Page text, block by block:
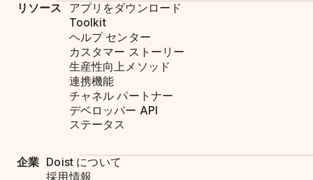
リソース
アプリをダウンロード
Toolkit
ヘルプ センター
カスタマー ストーリー
生産性向上メソッド
連携機能
チャネル パートナー
デベロッパー API
ステータス
企業
Doist について
採用情報